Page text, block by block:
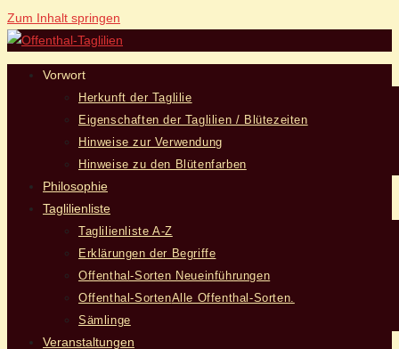
Zum Inhalt springen
Vorwort
Herkunft der Taglilie
Eigenschaften der Taglilien / Blütezeiten
Hinweise zur Verwendung
Hinweise zu den Blütenfarben
Philosophie
Taglilienliste
Taglilienliste A-Z
Erklärungen der Begriffe
Offenthal-Sorten Neueinführungen
Offenthal-SortenAlle Offenthal-Sorten.
Sämlinge
Veranstaltungen